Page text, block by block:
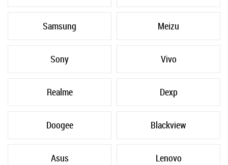
Samsung Meizu
Sony Vivo
Realme Dexp
Doogee Blackview
Asus Lenovo